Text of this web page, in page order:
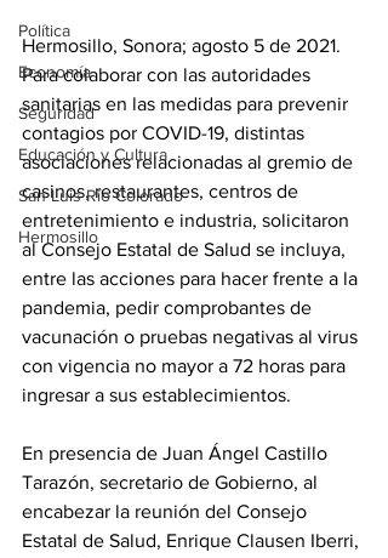
Política
Economía
Seguridad
Educación y Cultura
San Luis Río Colorado
Hermosillo
Hermosillo, Sonora; agosto 5 de 2021.
Para colaborar con las autoridades
sanitarias en las medidas para prevenir
contagios por COVID-19, distintas
asociaciones relacionadas al gremio de
casinos, restaurantes, centros de
entretenimiento e industria, solicitaron
al Consejo Estatal de Salud se incluya,
entre las acciones para hacer frente a la
pandemia, pedir comprobantes de
vacunación o pruebas negativas al virus
con vigencia no mayor a 72 horas para
ingresar a sus establecimientos.
En presencia de Juan Ángel Castillo
Tarazón, secretario de Gobierno, al
encabezar la reunión del Consejo
Estatal de Salud, Enrique Clausen Iberri,